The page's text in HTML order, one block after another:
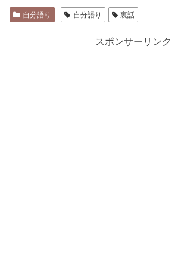
自分語り 自分語り 裏話
スポンサーリンク